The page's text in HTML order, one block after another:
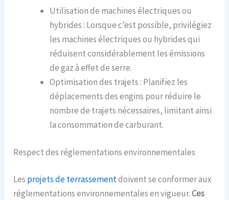
Utilisation de machines électriques ou
hybrides : Lorsque c’est possible, privilégiez
les machines électriques ou hybrides qui
réduisent considérablement les émissions
de gaz à effet de serre.
Optimisation des trajets : Planifiez les
déplacements des engins pour réduire le
nombre de trajets nécessaires, limitant ainsi
la consommation de carburant.
Respect des réglementations environnementales
Les projets de terrassementdoivent se conformer aux
réglementations environnementales en vigueur.Ces